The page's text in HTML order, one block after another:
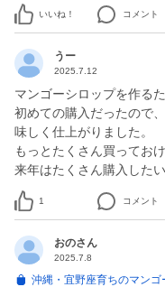
いいね！ コメント
うー
2025.7.12
マンゴーシロップを作る
初めての購入だったので
味しく仕上がりました。
もっとたくさん買ってお
来年はたくさん購入したい
1 コメント
おのさん
2025.7.8
沖縄・宜野座育ちのマンゴ